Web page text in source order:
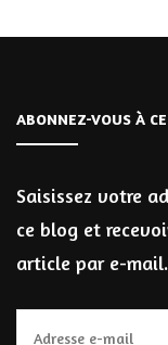
ABONNEZ-VOUS À
Saisissez votre
ce blog et
article par e-mail.